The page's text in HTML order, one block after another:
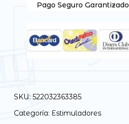
Pago Seguro Garantizado
SKU:522032363385
Categoría: Estimuladores